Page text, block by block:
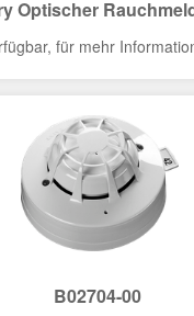
Optischer
für mehr
B02704-00